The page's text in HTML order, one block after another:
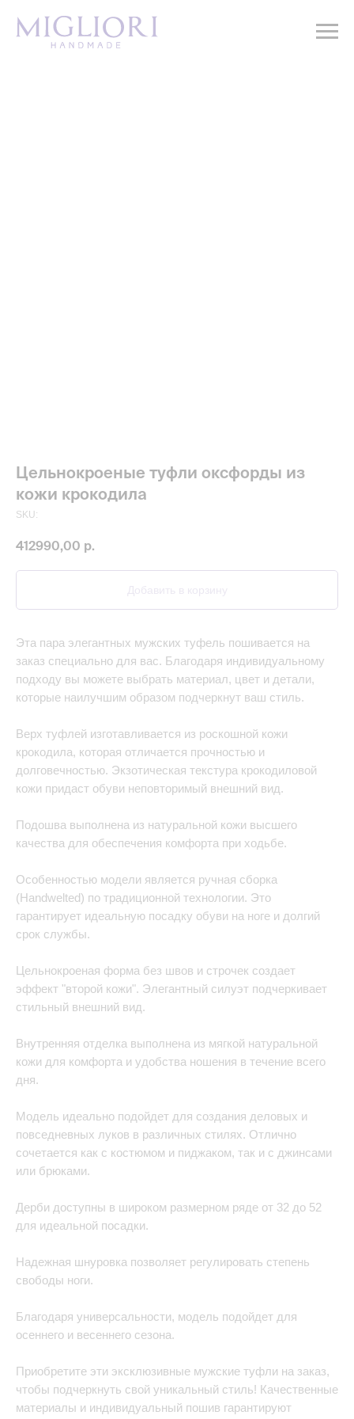
Цельнокроеные туфли оксфорды из
кожи крокодила
SKU:
412990,00 р.
Добавить в корзину
Эта пара элегантных мужских туфель пошивается на
заказ специально для вас. Благодаря индивидуальному
подходу вы можете выбрать материал, цвет и детали,
которые наилучшим образом подчеркнут ваш стиль.
Верх туфлей изготавливается из роскошной кожи
крокодила, которая отличается прочностью и
долговечностью. Экзотическая текстура крокодиловой
кожи придаст обуви неповторимый внешний вид.
Подошва выполнена из натуральной кожи высшего
качества для обеспечения комфорта при ходьбе.
Особенностью модели является ручная сборка
(Handwelted) по традиционной технологии. Это
гарантирует идеальную посадку обуви на ноге и долгий
срок службы.
Цельнокроеная форма без швов и строчек создает
эффект "второй кожи". Элегантный силуэт подчеркивает
стильный внешний вид.
Внутренняя отделка выполнена из мягкой натуральной
кожи для комфорта и удобства ношения в течение всего
дня.
Модель идеально подойдет для создания деловых и
повседневных луков в различных стилях. Отлично
сочетается как с костюмом и пиджаком, так и с джинсами
или брюками.
Дерби доступны в широком размерном ряде от 32 до 52
для идеальной посадки.
Надежная шнуровка позволяет регулировать степень
свободы ноги.
Благодаря универсальности, модель подойдет для
осеннего и весеннего сезона.
Приобретите эти эксклюзивные мужские туфли на заказ,
чтобы подчеркнуть свой уникальный стиль! Качественные
материалы и индивидуальный пошив гарантируют